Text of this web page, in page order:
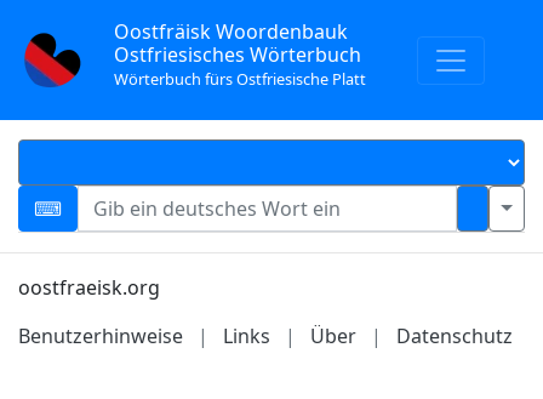
Oostfräisk Woordenbauk
Ostfriesisches Wörterbuch
Wörterbuch fürs Ostfriesische Platt
oostfraeisk.org
Benutzerhinweise
| Links | Über | Datenschutz